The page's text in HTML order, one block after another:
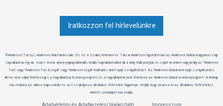
Iratkozzon fel hírlevelünkre
©Andersen Tax LLC, Andersen Adótanácsadó Zrt. és a Szabó, Kelemen és Társai Andersen Ügyvédi Iroda az Andersen Global magyarországi
tagvállalatai, egy ún. Swiss verein, amely jogilag különálló, önálló tagvállalatokból áll a világ több pontján, és saját nevében vagy pedig az "Andersen
Tax", vagy "Andersen Tax & Legal", vagy "Andersen Legal" márkanév alatt nyújt szolgáltatást. Az Andersen Global nem nyújt szolgáltatást,
illetve nem vállal felelősséget a tagvállalatai tevékenységéért, és a tagvállalatok nem felelősek az Andersen Global tevékenységéért. A honlap
használata az ahhoz kapcsolódó és azt szabályozó általános feltételek függvénye. Kérjük, hogy olvassa el az általános feltételeket,
mielőtt a honlapot használja.
Adatvédelmi és Adatkezelési tájékoztató Impresszum